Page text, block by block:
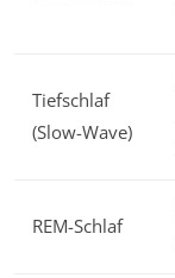
Tiefschlaf
(Slow-Wave)
REM-Schlaf